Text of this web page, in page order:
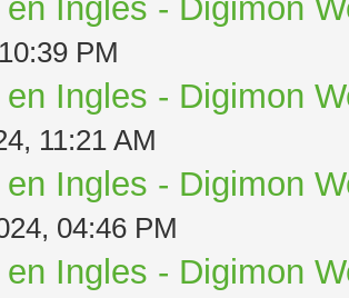
en Ingles - Digimon
PM
Ingles - Digimon
11:21 AM
Ingles - Digimon
04:46 PM
Ingles - Digimon